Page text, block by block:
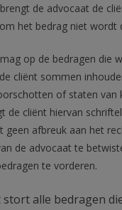
de advocaat de
het bedrag niet wordt
op de bedragen die
cliënt sommen
of staten van
de cliënt hiervan
geen afbreuk aan het
de advocaat te
te vorderen.
stort alle bedragen